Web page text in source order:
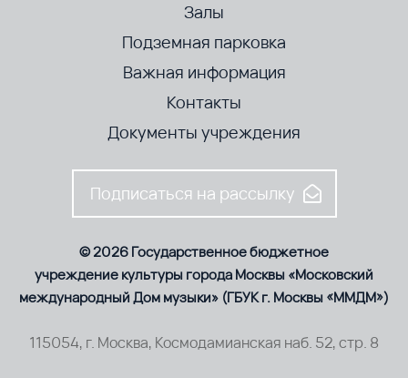
Залы
Подземная парковка
Важная информация
Контакты
Документы учреждения
Подписаться на рассылку
© 2026 Государственное бюджетное
учреждение культуры города Москвы «Московский
международный Дом музыки» (ГБУК г. Москвы «ММДМ»)
115054, г. Москва, Космодамианская наб. 52, стр. 8